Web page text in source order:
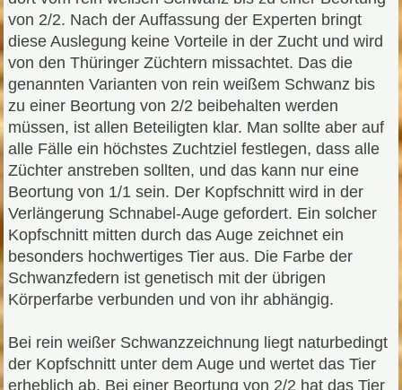
von 2/2. Nach der Auffassung der Experten bringt
diese Auslegung keine Vorteile in der Zucht und wird
von den Thüringer Züchtern missachtet. Das die
genannten Varianten von rein weißem Schwanz bis
zu einer Beortung von 2/2 beibehalten werden
müssen, ist allen Beteiligten klar. Man sollte aber auf
alle Fälle ein höchstes Zuchtziel festlegen, dass alle
Züchter anstreben sollten, und das kann nur eine
Beortung von 1/1 sein. Der Kopfschnitt wird in der
Verlängerung Schnabel-Auge gefordert. Ein solcher
Kopfschnitt mitten durch das Auge zeichnet ein
besonders hochwertiges Tier aus. Die Farbe der
Schwanzfedern ist genetisch mit der übrigen
Körperfarbe verbunden und von ihr abhängig.
Bei rein weißer Schwanzzeichnung liegt naturbedingt
der Kopfschnitt unter dem Auge und wertet das Tier
erheblich ab. Bei einer Beortung von 2/2 hat das Tier